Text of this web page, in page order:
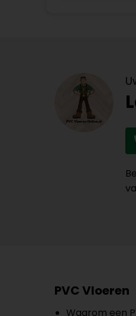
PVC Vloeren
Waarom een